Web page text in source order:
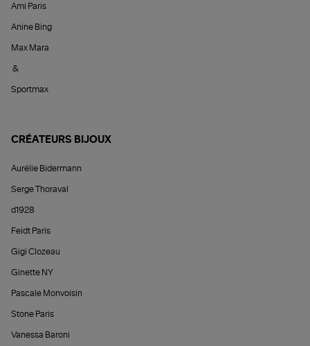
Ami Paris
Anine Bing
Max Mara
&
Sportmax
CRÉATEURS BIJOUX
Aurélie Bidermann
Serge Thoraval
d1928
Feidt Paris
Gigi Clozeau
Ginette NY
Pascale Monvoisin
Stone Paris
Vanessa Baroni